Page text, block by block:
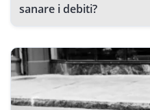
sanare i debiti?